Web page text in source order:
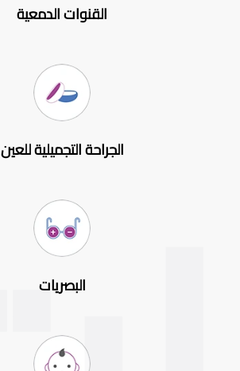
القنوات الدمعية
الجراحة التجميلية للعين
البصريات